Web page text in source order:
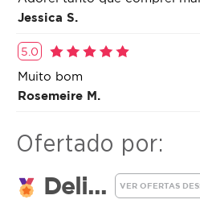
Jessica S.
5.0
Muito bom
Rosemeire M.
Ofertado por:
Deli... VER OFERTAS